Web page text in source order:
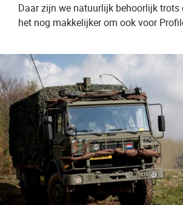
Daar zijn we natuurlijk behoorlijk trots
het nog makkelijker om ook voor